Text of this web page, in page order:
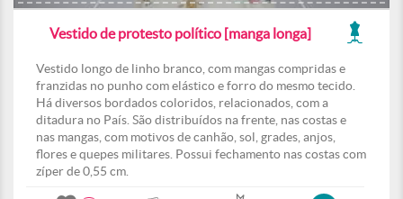
Vestido de protesto político [manga longa]
Vestido longo de linho branco, com mangas compridas e
franzidas no punho com elástico e forro do mesmo tecido.
Há diversos bordados coloridos, relacionados, com a
ditadura no País. São distribuídos na frente, nas costas e
nas mangas, com motivos de canhão, sol, grades, anjos,
flores e quepes militares. Possui fechamento nas costas com
zíper de 0,55 cm.